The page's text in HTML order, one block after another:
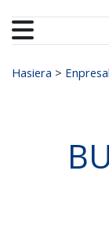
Search for:
Hasiera >